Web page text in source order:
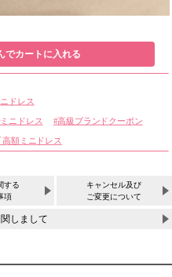
でカートに入れる
ドレス
ニドレス 高級ブランドクーポン
額ミニドレス
する
項
キャンセル及び
ご変更について
しまして